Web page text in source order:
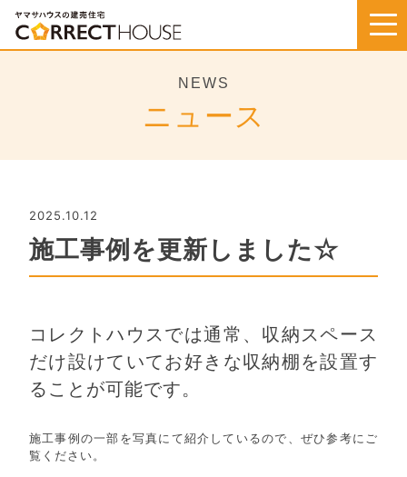
Skip
content
NEWS
ニュース
2025.10.12
施工事例を更新しました☆
コレクトハウスでは通常、収納スペース
だけ設けていてお好きな収納棚を設置す
ることが可能です。
施工事例の一部を写真にて紹介しているので、ぜひ参考にご
覧ください。